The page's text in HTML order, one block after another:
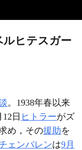
ヒテスガー
。1938年春以来
日 ヒトラーがズ
め，その援助を
ェンバレンは9月